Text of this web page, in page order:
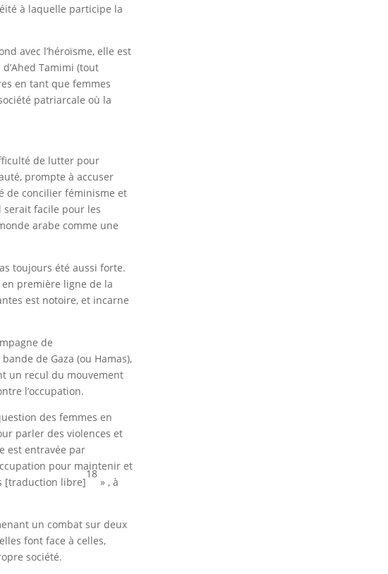
à laquelle participe la
avec l’héroïsme, elle est
Tamimi (tout
en tant que femmes
patriarcale où la
de lutter pour
prompte à accuser
de concilier féminisme et
serait facile pour les
arabe comme une
toujours été aussi forte.
en première ligne de la
est notoire, et incarne
de
de Gaza (ou Hamas),
un recul du mouvement
l’occupation.
des femmes en
parler des violences et
est entravée par
pour maintenir et
[traduction libre]
18
» , à
un combat sur deux
font face à celles,
société.